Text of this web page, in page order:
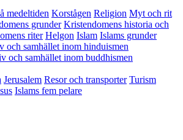
medeltiden Korstågen Religion Myt och rit
grunder Kristendomens historia och
riter Helgon Islam Islams grunder
och samhället inom hinduismen
och samhället inom buddhismen
Jerusalem Resor och transporter Turism
Islams fem pelare